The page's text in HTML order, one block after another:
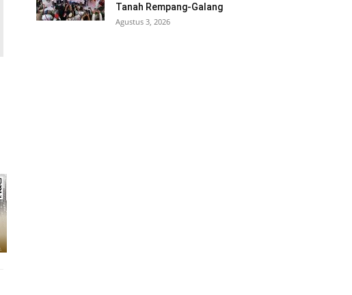
Tanah Rempang-Galang
Agustus 3, 2026